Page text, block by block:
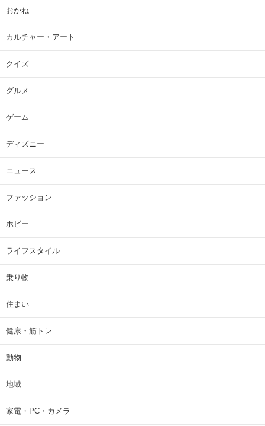
おかね
カルチャー・アート
クイズ
グルメ
ゲーム
ディズニー
ニュース
ファッション
ホビー
ライフスタイル
乗り物
住まい
健康・筋トレ
動物
地域
家電・PC・カメラ